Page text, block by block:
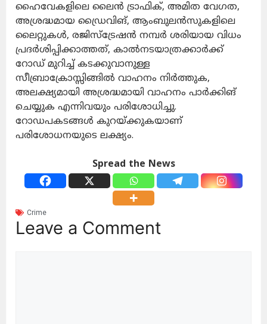
ഹൈവേകളിലെ ലൈൻ ട്രാഫിക്, അമിത വേഗത,
അശ്രദ്ധമായ ഡ്രൈവിങ്, ആംബുലൻസുകളിലെ
ലൈറ്റുകൾ, രജിസ്ട്രേഷൻ നമ്പർ ശരിയായ വിധം
പ്രദർശിപ്പിക്കാത്തത്, കാൽനടയാത്രക്കാർക്ക്
റോഡ് മുറിച്ച് കടക്കുവാനുള്ള
സീബ്രാക്രോസ്സിങ്ങിൽ വാഹനം നിർത്തുക,
അലക്ഷ്യമായി അശ്രദ്ധമായി വാഹനം പാർക്കിങ്
ചെയ്യുക എന്നിവയും പരിശോധിച്ചു.
റോഡപകടങ്ങൾ കുറയ്ക്കുകയാണ്
പരിശോധനയുടെ ലക്ഷ്യം.
Spread the News
Crime
Leave a Comment